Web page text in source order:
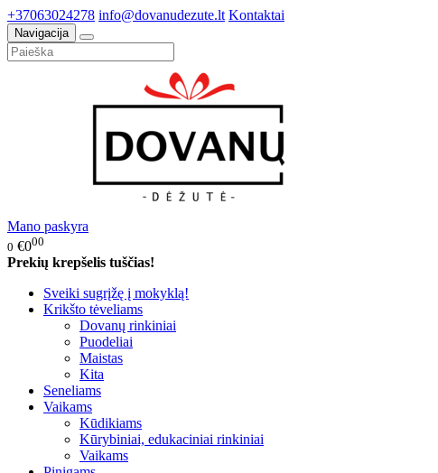
+37063024278 info@dovanudezute.lt Kontaktai
Navigacija
Mano paskyra
0 €000
Prekių krepšelis tuščias!
Sveiki sugrįžę į mokyklą!
Krikšto tėveliams
Dovanų rinkiniai
Puodeliai
Maistas
Kita
Seneliams
Vaikams
Kūdikiams
Kūrybiniai, edukaciniai rinkiniai
Vaikams